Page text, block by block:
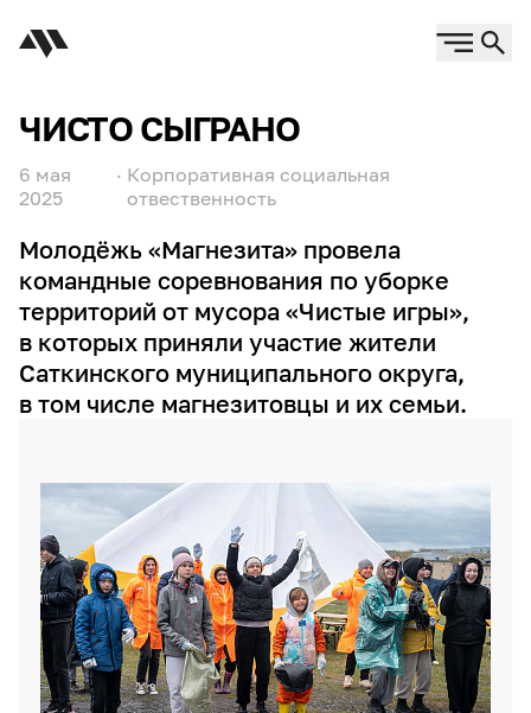
ЧИСТО СЫГРАНО
6 мая
2025
· Корпоративная социальная
отвественность
Молодёжь «Магнезита» провела
командные соревнования по уборке
территорий от мусора «Чистые игры»,
в которых приняли участие жители
Саткинского муниципального округа,
в том числе магнезитовцы и их семьи.